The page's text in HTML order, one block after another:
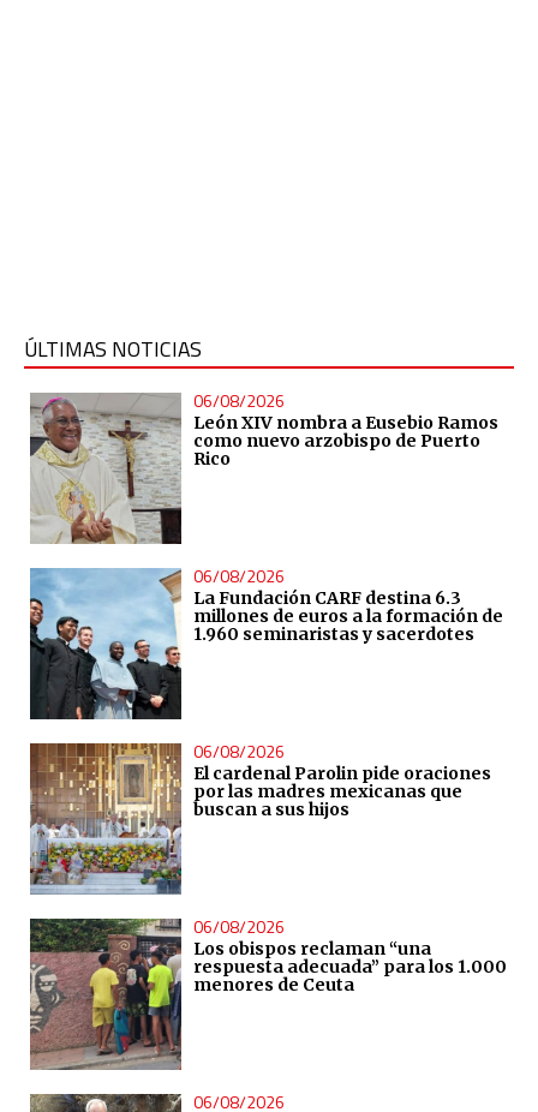
ÚLTIMAS NOTICIAS
06/08/2026
León XIV nombra a Eusebio Ramos
como nuevo arzobispo de Puerto
Rico
06/08/2026
La Fundación CARF destina 6.3
millones de euros a la formación de
1.960 seminaristas y sacerdotes
06/08/2026
El cardenal Parolin pide oraciones
por las madres mexicanas que
buscan a sus hijos
06/08/2026
Los obispos reclaman “una
respuesta adecuada” para los 1.000
menores de Ceuta
06/08/2026